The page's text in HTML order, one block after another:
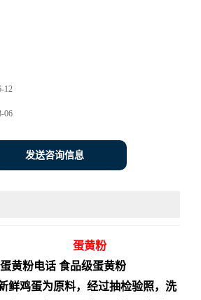
12
06
发送咨询信息
蛋黄粉
黄粉电话 食品级蛋黄粉
鲜鸡蛋为原料，经过抽检验照，洗